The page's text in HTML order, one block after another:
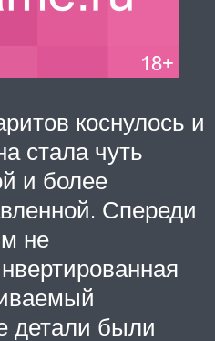
коснулось и
стала чуть
и более
Спереди
не
детали были